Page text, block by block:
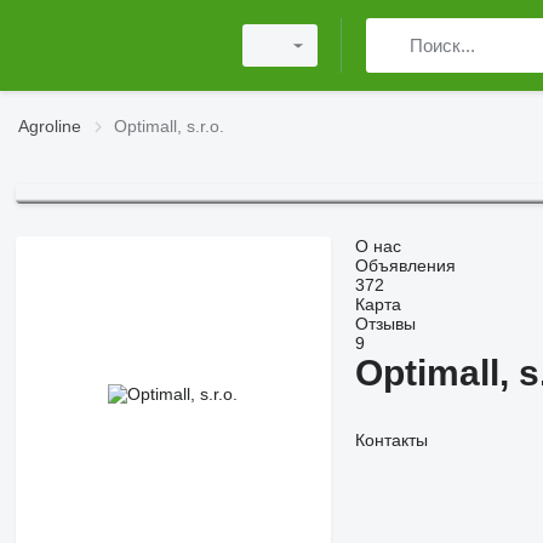
Agroline Optimall, s.r.o.
О нас
Объявления
372
Карта
Отзывы
9
Optimall,
Контакты